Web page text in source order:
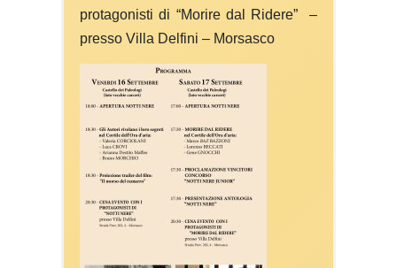
protagonisti di “Morire dal Ridere” –
presso Villa Delfini – Morsasco